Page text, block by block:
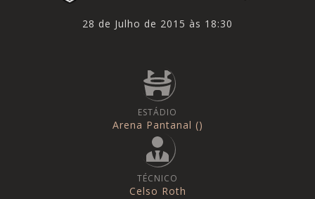
28 de Julho de 2015 às 18:30
ESTÁDIO
Arena Pantanal ()
TÉCNICO
Celso Roth